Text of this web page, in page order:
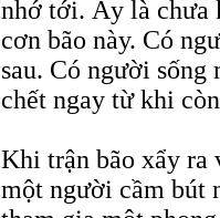
nhớ tới. Ấy là chưa
cơn bão này. Có
sau. Có người
chết ngay từ khi
Khi trận bão xẩy ra
một người cầm bút